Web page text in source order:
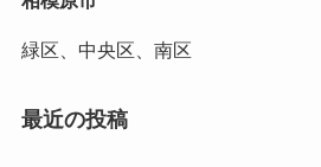
緑区、中央区、南区
最近の投稿